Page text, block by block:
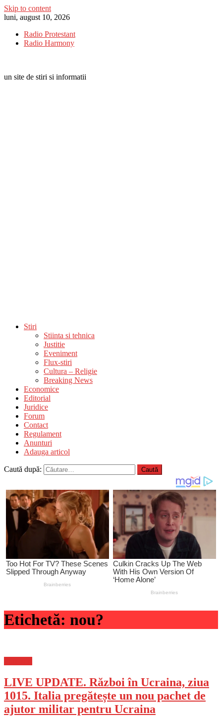
Skip to content
luni, august 10, 2026
Radio Protestant
Radio Harmony
un site de stiri si informatii
Stiri
Stiinta si tehnica
Justitie
Eveniment
Flux-stiri
Cultura – Religie
Breaking News
Economice
Editorial
Juridice
Forum
Contact
Regulament
Anunturi
Adauga articol
Caută după:
Etichetă: nou?
LIVE UPDATE. Război în Ucraina, ziua
1015. Italia pregătește un nou pachet de
ajutor militar pentru Ucraina